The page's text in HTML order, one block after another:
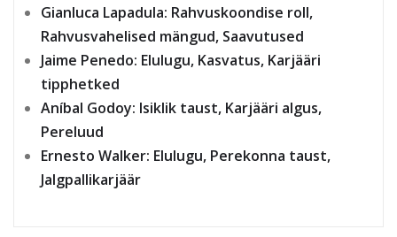
Gianluca Lapadula: Rahvuskoondise roll,
Rahvusvahelised mängud, Saavutused
Jaime Penedo: Elulugu, Kasvatus, Karjääri
tipphetked
Aníbal Godoy: Isiklik taust, Karjääri algus,
Pereluud
Ernesto Walker: Elulugu, Perekonna taust,
Jalgpallikarjäär